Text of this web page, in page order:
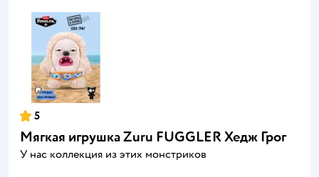
5
Мягкая игрушка Zuru FUGGLER Хедж Грог
У нас коллекция из этих монстриков